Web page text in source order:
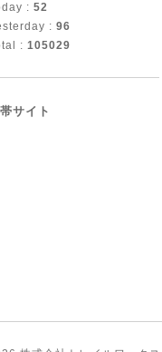
: 52
: 96
: 105029
サイト